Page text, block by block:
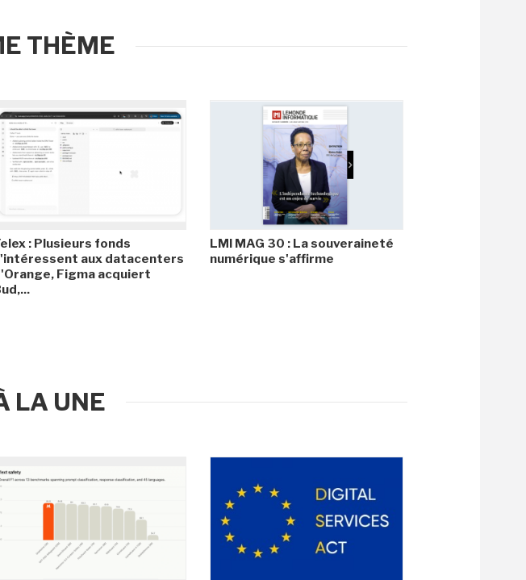
THÈME
: Plusieurs fonds
aux datacenters
Figma acquiert
LMI MAG 30 : La souveraineté
numérique s'affirme
LA UNE